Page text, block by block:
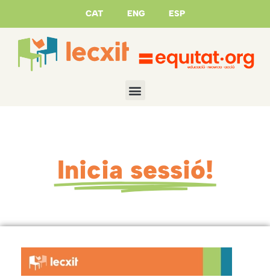
CAT ENG ESP
Inicia sessió!